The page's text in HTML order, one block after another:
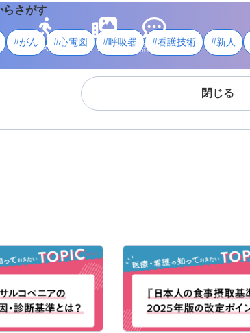
らさがす
#がん #心電図 #呼吸器 #看護技術 #新人
閉じる
ライフスタイル メディア 用語・資料